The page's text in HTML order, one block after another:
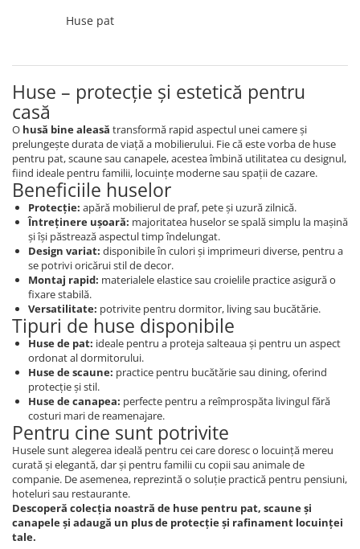
Cearceaf normal
Persoane
Lenjerii De Pat Bumbac Poplin,
Matlasate, 2 Persoane
Lenjerii De Pat Bumbac Satinat 2
Persoane
Lenjerii De Pat Volanase
Lenjerii De Pat, Finet Premium 3D,
2 Persoane
Lenjerii De Pat Jacquard
Lenjerii De Pat Catifea
Lenjerii De Pat Cocolino
Set Lenjerie De Pat Blana
Artificiala De Iepure, 6 Piese, 2
Persoane
Set Lenjerie Pat Blanita Iepure, 6
Piese, Cu Pilota Inclusa
Lenjerii De Pat Premium Collection
Set Lenjerie De Pat, 7 Piese, Cu
Pilota / Cuvertura Inclusa
Set Lenjerie De Pat Jacquard Regal,
11 Piese, Cuvertura Inclusa
Lenjerii Damasc Egiptean King Size
Huse pat
Huse – protecție și estetică pentru
casă
O husă bine aleasă transformă rapid aspectul unei camere și
prelungește durata de viață a mobilierului. Fie că este vorba de huse
pentru pat, scaune sau canapele, acestea îmbină utilitatea cu designul,
fiind ideale pentru familii, locuințe moderne sau spații de cazare.
Beneficiile huselor
Protecție: apără mobilierul de praf, pete și uzură zilnică.
Întreținere ușoară: majoritatea huselor se spală simplu la mașină
și își păstrează aspectul timp îndelungat.
Design variat: disponibile în culori și imprimeuri diverse, pentru a
se potrivi oricărui stil de decor.
Montaj rapid: materialele elastice sau croielile practice asigură o
fixare stabilă.
Versatilitate: potrivite pentru dormitor, living sau bucătărie.
Tipuri de huse disponibile
Huse de pat: ideale pentru a proteja salteaua și pentru un aspect
ordonat al dormitorului.
Huse de scaune: practice pentru bucătărie sau dining, oferind
protecție și stil.
Huse de canapea: perfecte pentru a reîmprospăta livingul fără
costuri mari de reamenajare.
Pentru cine sunt potrivite
Husele sunt alegerea ideală pentru cei care doresc o locuință mereu
curată și elegantă, dar și pentru familii cu copii sau animale de
companie. De asemenea, reprezintă o soluție practică pentru pensiuni,
hoteluri sau restaurante.
Descoperă colecția noastră de huse pentru pat, scaune și
canapele și adaugă un plus de protecție și rafinament locuinței
tale.